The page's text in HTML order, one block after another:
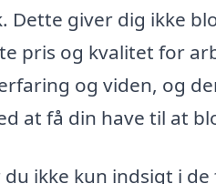
giver dig ikke
pris og kvalitet for
og viden, og
at få din have til at
ikke kun indsigt i